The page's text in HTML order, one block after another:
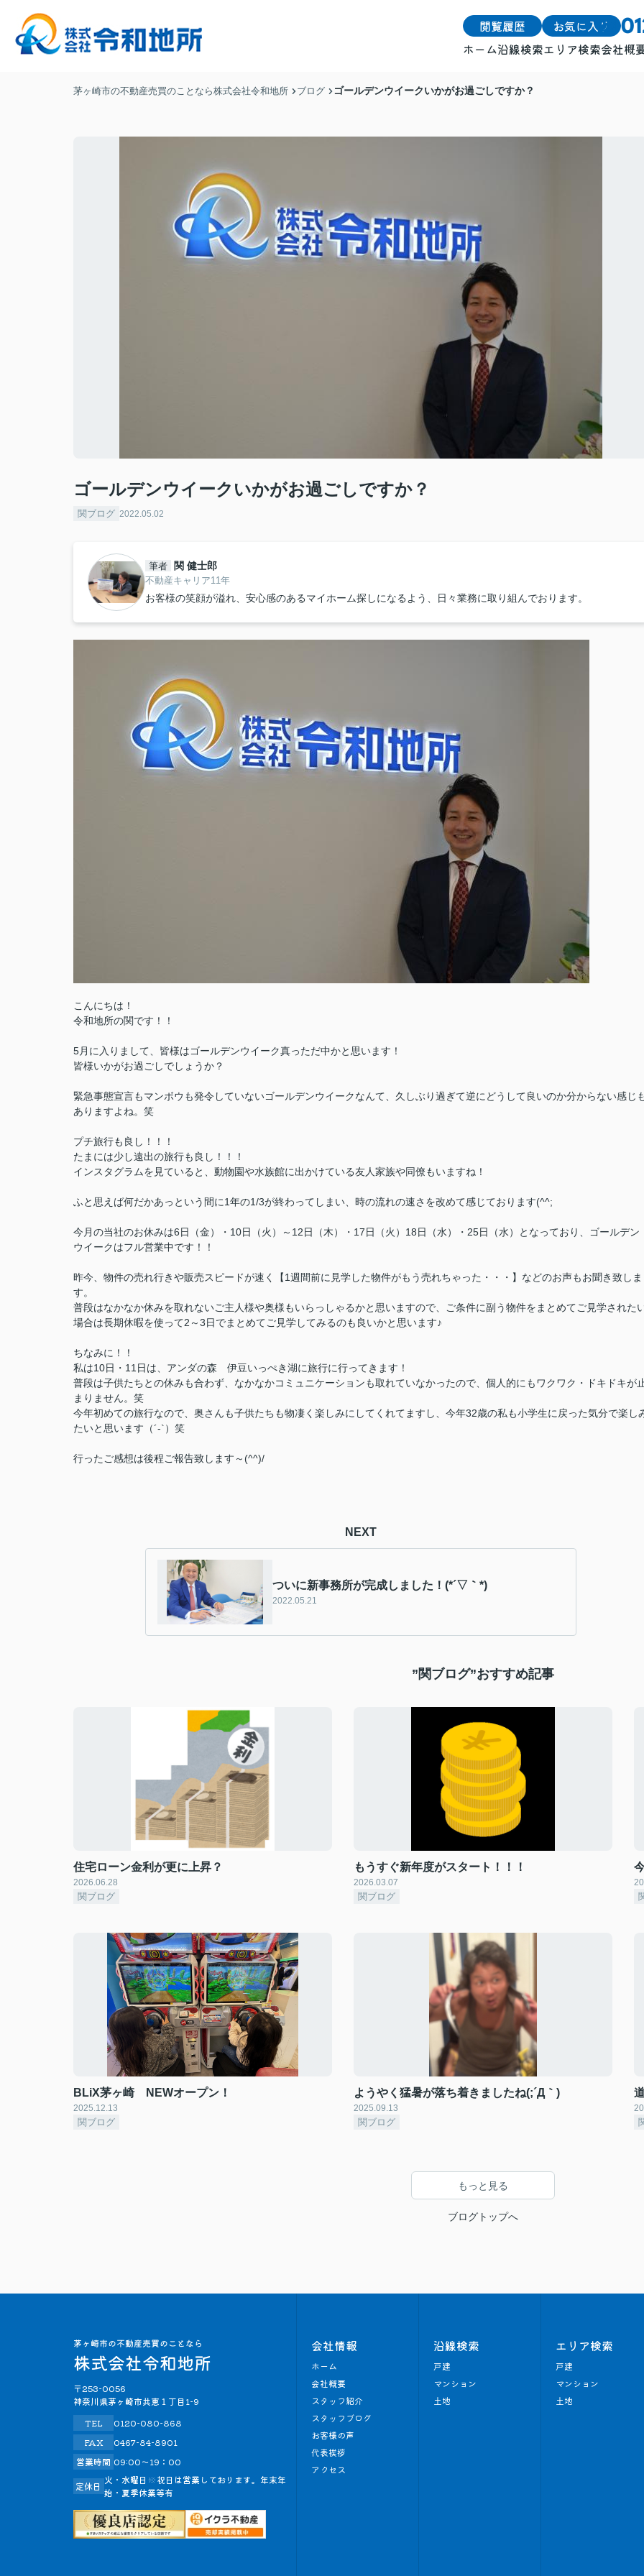
閲覧履歴 お気に入り
ホーム沿線検索エリア検索会社概
茅ヶ崎市の不動産売買のことなら株式会社令和地所 ブログ ゴールデンウイークいかがお過ごしですか？
ゴールデンウイークいかがお過ごしですか？
関ブログ 2022.05.02
筆者 関 健士郎
不動産キャリア11年
お客様の笑顔が溢れ、安心感のあるマイホーム探しになるよう、日々業務に取り組んでおります。
こんにちは！
令和地所の関です！！
5月に入りまして、皆様はゴールデンウイーク真っただ中かと思います！
皆様いかがお過ごしでしょうか？
緊急事態宣言もマンボウも発令していないゴールデンウイークなんて、久しぶり過ぎて逆にどうして良いのか分からない感じ
ありますよね。笑
プチ旅行も良し！！！
たまには少し遠出の旅行も良し！！！
インスタグラムを見ていると、動物園や水族館に出かけている友人家族や同僚もいますね！
ふと思えば何だかあっという間に1年の1/3が終わってしまい、時の流れの速さを改めて感じております(^^;
今月の当社のお休みは6日（金）・10日（火）～12日（木）・17日（火）18日（水）・25日（水）となっており、ゴールデン
ウイークはフル営業中です！！
昨今、物件の売れ行きや販売スピードが速く【1週間前に見学した物件がもう売れちゃった・・・】などのお声もお聞き致しま
す。
普段はなかなか休みを取れないご主人様や奥様もいらっしゃるかと思いますので、
ご条件に副う物件をまとめてご見学された
場合は長期休暇を使って2～3日でまとめてご見学してみるのも良いかと思います♪
ちなみに！！
私は10日・11日は、アンダの森 伊豆いっぺき湖に旅行に行ってきます！
普段は子供たちとの休みも合わず、なかなかコミュニケーションも取れていなかったので、個人的にもワクワク・ドキドキが
まりません。笑
今年初めての旅行なので、奥さんも子供たちも物凄く楽しみにしてくれてますし、今年32歳の私も小学生に戻った気分で楽し
たいと思います（´-`）笑
行ったご感想は後程ご報告致します～(^^)/
NEXT
ついに新事務所が完成しました！(*´▽｀*)
2022.05.21
”関ブログ”おすすめ記事
住宅ローン金利が更に上昇？
2026.06.28
関ブログ
もうすぐ新年度がスタート！！！
2026.03.07
関ブログ
BLiX茅ヶ崎 NEWオープン！
2025.12.13
関ブログ
ようやく猛暑が落ち着きましたね(;´Д｀)
2025.09.13
関ブログ
もっと見る
ブログトップへ
〒253-0056
神奈川県茅ヶ崎市共恵１丁目1-9
TEL
0120-080-868
FAX
0467-84-8901
営業時間 09:00～19：00
定休日
火・水曜日※祝日は営業しております。年末年
始・夏季休業等有
会社情報
ホーム
会社概要
スタッフ紹介
スタッフブログ
お客様の声
代表挨拶
アクセス
沿線検索
戸建
マンション
土地
エリア検索
戸建
マンション
土地